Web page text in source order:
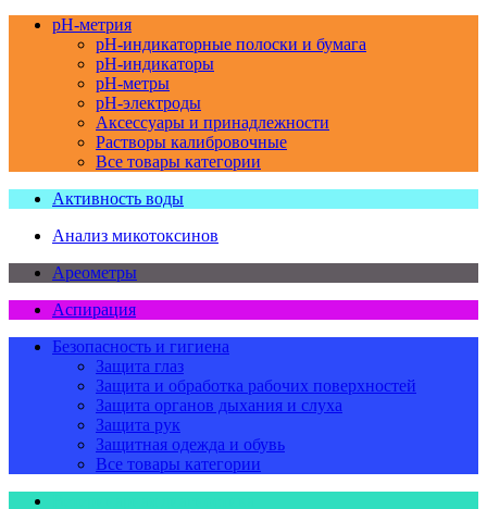
pH-метрия
pH-индикаторные полоски и бумага
pH-индикаторы
pH-метры
pH-электроды
Аксессуары и принадлежности
Растворы калибровочные
Все товары категории
Активность воды
Анализ микотоксинов
Ареометры
Аспирация
Безопасность и гигиена
Защита глаз
Защита и обработка рабочих поверхностей
Защита органов дыхания и слуха
Защита рук
Защитная одежда и обувь
Все товары категории